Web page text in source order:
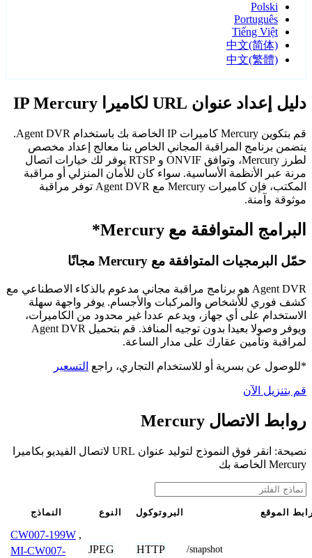
Polski
Português
Tiếng Việt
中文(简体)
中文(繁體)
دليل إعداد عنوان URL لكاميرا IP Mercury
قم بتكوين Mercury كاميرات IP الخاصة بك باستخدام Agent DVR.
يتضمن برنامج المراقبة المجاني الخاص بنا معالج إعداد مخصص
لطرز Mercury، وتوافق ONVIF و RTSP يوفر لك خيارات اتصال
مرنة عبر الأنظمة الأساسية. سواء كان للأمان المنزلي أو مراقبة
المكتب، فإن كاميرات Mercury مع Agent DVR توفر مراقبة
موثوقة وآمنة.
البرامج المتوافقة مع Mercury*
حمّل البرمجيات المتوافقة مع Mercury مجانًا
Agent DVR هو برنامج مراقبة مجاني مدعوم بالذكاء الاصطناعي مع
كشف فوري للأشخاص والمركبات والأجسام. يوفر واجهة سهلة
الاستخدام على أي جهاز، ويدعم عددا غير محدود من الكاميرات،
ويوفر وصولا بعيدا بدون توجيه المنافذ. قم بتحميل Agent DVR
لمراقبة وتأمين عقارك على مدار الساعة.
*للوصول عن بسرية أو للاستخدام التجاري، راجع التسعير
قم بتنزيل الآن
روابط الاتصال Mercury
نصيحة: انقر فوق النموذج لتوليد عنوان URL لاتصال الفيديو بكاميرا
Mercury الخاصة بك
النماذج النوع البروتوكول الموقع
CW007-199W ,
MI-CW007-
JPEG HTTP /snapshot